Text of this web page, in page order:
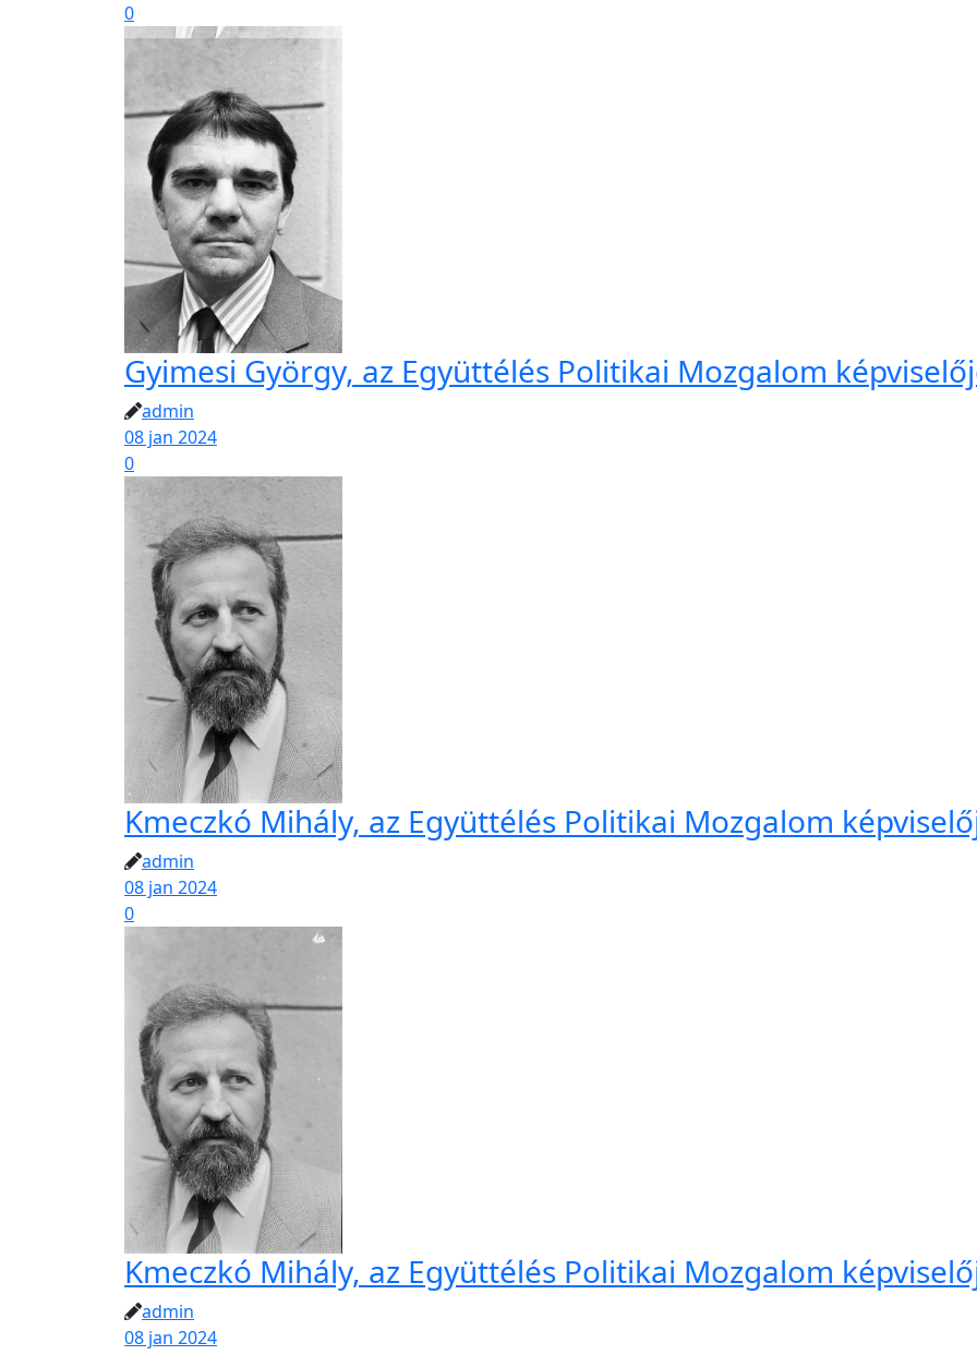
0
Gyimesi György, az Együttélés Politikai Mozgalom
admin
08 jan 2024
0
Kmeczkó Mihály, az Együttélés Politikai Mozgalom
admin
08 jan 2024
0
Kmeczkó Mihály, az Együttélés Politikai Mozgalom
admin
08 jan 2024